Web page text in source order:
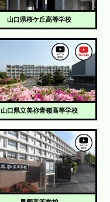
山口県桜ケ丘高等学校
山口県立美祢青嶺高等学校